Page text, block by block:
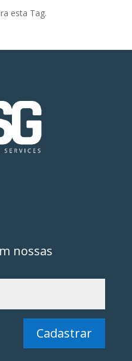
esta Tag.
nossas
Cadastrar